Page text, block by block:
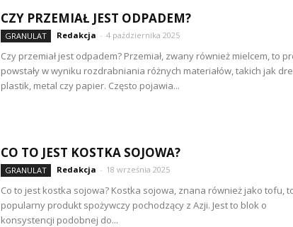
CZY PRZEMIAŁ JEST ODPADEM?
GRANULAT Redakcja - 4 października 2025
Czy przemiał jest odpadem? Przemiał, zwany również mielcem, to
powstały w wyniku rozdrabniania różnych materiałów, takich jak
plastik, metal czy papier. Często pojawia...
CO TO JEST KOSTKA SOJOWA?
GRANULAT Redakcja - 18 września 2025
Co to jest kostka sojowa? Kostka sojowa, znana również jako tofu,
popularny produkt spożywczy pochodzący z Azji. Jest to blok o
konsystencji podobnej do...